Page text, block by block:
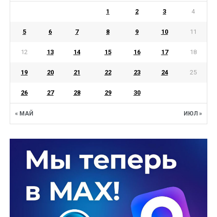
« МАЙ ИЮЛ »
1 2 3 4
5 6 7 8 9 10 11
12 13 14 15 16 17 18
19 20 21 22 23 24 25
26 27 28 29 30